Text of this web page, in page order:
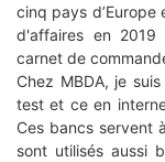
cinq pays d’Europe
d'affaires en 2019
carnet de
Chez MBDA, je
test et ce en
Ces bancs servent
sont utilisés aussi